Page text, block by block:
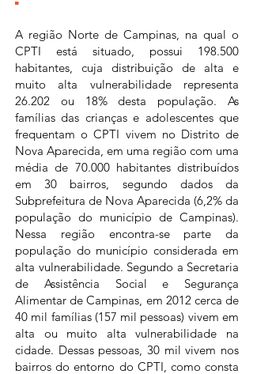
A região Norte de Campinas, na qual o
CPTI está situado, possui 198.500
habitantes, cuja distribuição de alta e
muito alta vulnerabilidade representa
26.202 ou 18% desta população. As
famílias das crianças e adolescentes que
frequentam o CPTI vivem no Distrito de
Nova Aparecida, em uma região com uma
média de 70.000 habitantes distribuídos
em 30 bairros, segundo dados da
Subprefeitura de Nova Aparecida (6,2% da
população do município de Campinas).
Nessa região encontra-se parte da
população do município considerada em
alta vulnerabilidade. Segundo a Secretaria
de Assistência Social e Segurança
Alimentar de Campinas, em 2012 cerca de
40 mil famílias (157 mil pessoas) vivem em
alta ou muito alta vulnerabilidade na
cidade. Dessas pessoas, 30 mil vivem nos
bairros do entorno do CPTI, como consta